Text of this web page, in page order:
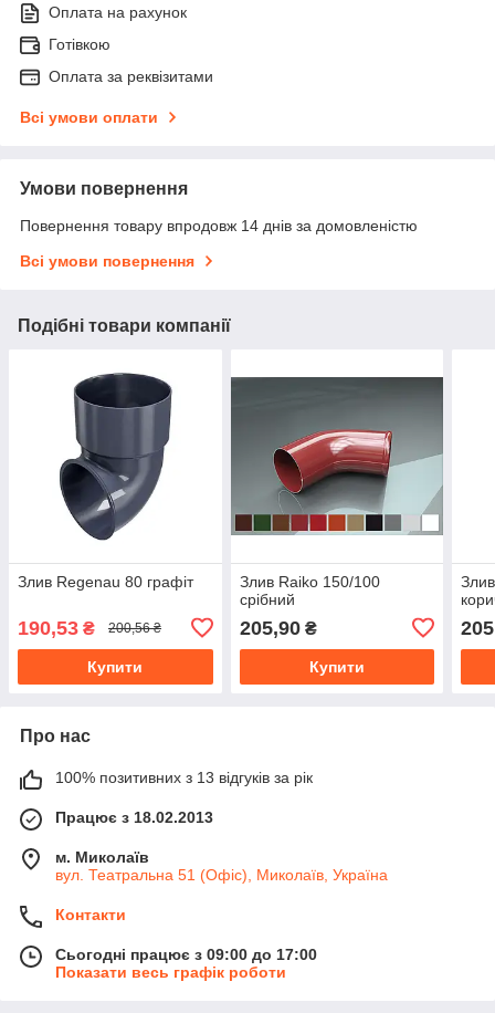
Оплата на рахунок
Готівкою
Оплата за реквізитами
Всі умови оплати
Умови повернення
Повернення товару впродовж 14 днів за домовленістю
Всі умови повернення
Подібні товари компанії
Злив Regenau 80 графіт
190,53 ₴ 200,56 ₴
Купити
Злив Raiko 150/100
срібний
205,90₴
Купити
Про нас
100% позитивних з 13 відгуків за рік
Працює з 18.02.2013
м. Миколаїв
вул. Театральна 51 (Офіс), Миколаїв, Україна
Контакти
Сьогодні працює з 09:00 до 17:00
Показати весь графік роботи